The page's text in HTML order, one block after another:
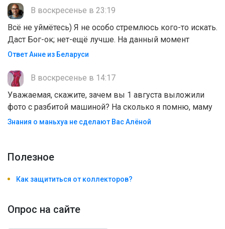
В воскресенье в 23:19
Всё не уймётесь) Я не особо стремлюсь кого-то искать.
Даст Бог-ок; нет-ещё лучше. На данный момент
Ответ Анне из Беларуси
В воскресенье в 14:17
Уважаемая, скажите, зачем вы 1 августа выложили
фото с разбитой машиной? На сколько я помню, маму
Знания о маньхуа не сделают Вас Алëной
Полезноe
Как защититься от коллекторов?
Опрос на сайте